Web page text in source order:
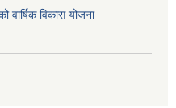
वार्षिक विकास योजना